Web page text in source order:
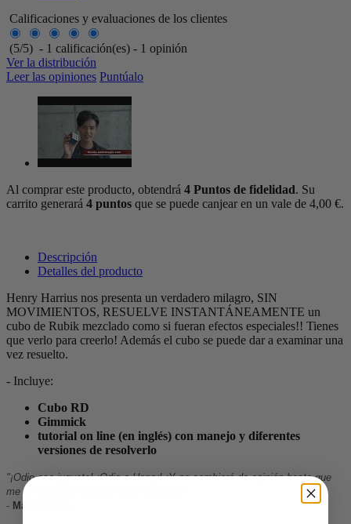
Calificaciones y evaluaciones de los clientes
(5/5) - 1 calificación(es) - 1 opinión
Ver la distribución
Leer las opiniones Puntúalo
Al comprar este producto, obtendrá 4 Puntos de fidelidad. Su
carrito generará 4 puntos que se puede canjear en un vale de 4,00 €.
Descripción
Detalles del producto
Henry Harrius nos presenta un verdadero milagro, SIN
MOVIMIENTOS, RESUELVE INSTANTÁNEAMENTE un
cubo de Rubik mezclado como si fueran efectos especiales!! Tienes
que verlo para creerlo! Además el cubo se puede dar a examinar una
vez resuelto.
- Incluye:
Cubo RD
Gimmick
tutorial on line (en inglés) con manejo y diferentes
versiones de resolverlo
"¡Odio ese juguete! ¡Odio a Henry! ¡Y no cambiaré de opinión hasta que
me dé una caja llena de esta maravilla!"
- Mario Lopez